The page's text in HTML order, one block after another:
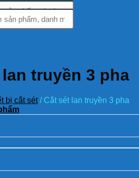
truyền 3 pha
bị cắt sét /Cắt sét lan truyền 3 pha